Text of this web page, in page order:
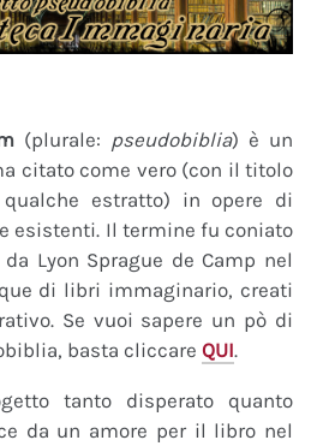
(plurale: pseudobiblia) è un
citato come vero (con il titolo
estratto) in opere di
esistenti. Il termine fu coniato
Lyon Sprague de Camp nel
di libri immaginario, creati
Se vuoi sapere un pò di
basta cliccare QUI.
tanto disperato quanto
da un amore per il libro nel